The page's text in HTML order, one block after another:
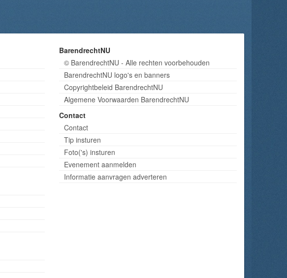
BarendrechtNU
© BarendrechtNU - Alle rechten voorbehouden
BarendrechtNU logo's en banners
Copyrightbeleid BarendrechtNU
Algemene Voorwaarden BarendrechtNU
Contact
Contact
Tip insturen
Foto('s) insturen
Evenement aanmelden
Informatie aanvragen adverteren